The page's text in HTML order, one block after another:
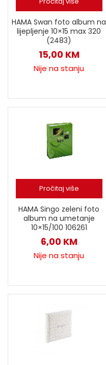
HAMA Swan foto album na
lijepljenje 10×15 max 320
(2483)
15,00 KM
Nije na stanju
Pročitaj više
HAMA Singo zeleni foto
album na umetanje
10×15/100 106261
6,00 KM
Nije na stanju